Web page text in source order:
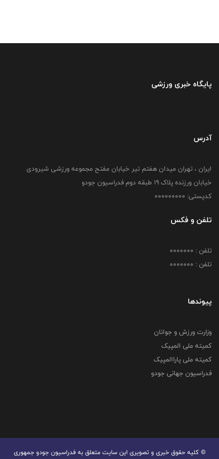
پایگاه خبری ورزشی
آدرس
ایران ، تهران میدان هفتم تیر خیابان مفتح مجموعه ورزشی شیرودی
خیابان ورزنده پلاک ۱۹ طبقه دوم فدراسیون جودو
کدپستی: 000000000
تلفن و فکس
تلفن : 0000000
تلفن : 0000000
پیوندها
وزارت ورزش و جوانان
کمیته ملی المپیک
کمیته ملی پاراالمپیک
فدراسیون جهانی جودو
© کليه حقوق خبری و تصويری اين سايت متعلق به فدراسیون جودو جمهوری